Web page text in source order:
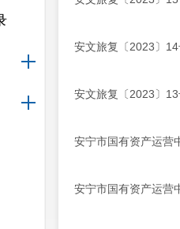
安文旅复〔2023〕
安文旅复〔2023〕
安宁市国有资产运营
安宁市国有资产运营